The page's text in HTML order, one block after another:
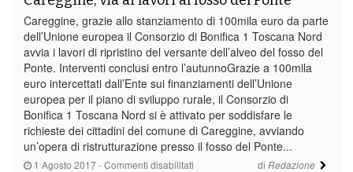
1 Agosto 2017 -Commenti disabilitati di Redazione
Careggine, grazie allo stanziamento di 100mila euro da parte
dell’Unione europea il Consorzio di Bonifica 1 Toscana Nord
avvia i lavori di ripristino del versante dell’alveo del fosso del
Ponte. Interventi conclusi entro l’autunnoGrazie a 100mila
euro intercettati dall’Ente sui finanziamenti dell’Unione
europea per il piano di sviluppo rurale, il Consorzio di
Bonifica 1 Toscana Nord si è attivato per soddisfare le
richieste dei cittadini del comune di Careggine, avviando
un’opera di ristrutturazione presso il fosso del Ponte...